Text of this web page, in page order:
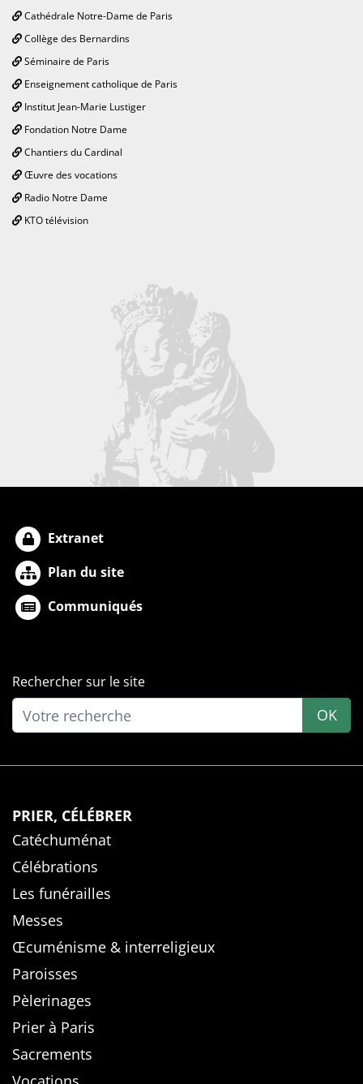
Cathédrale Notre-Dame de Paris
Collège des Bernardins
Séminaire de Paris
Enseignement catholique de Paris
Institut Jean-Marie Lustiger
Fondation Notre Dame
Chantiers du Cardinal
Œuvre des vocations
Radio Notre Dame
KTO télévision
Extranet
Plan du site
Communiqués
Rechercher sur le site
OK
PRIER, CÉLÉBRER
Catéchuménat
Célébrations
Les funérailles
Messes
Œcuménisme & interreligieux
Paroisses
Pèlerinages
Prier à Paris
Sacrements